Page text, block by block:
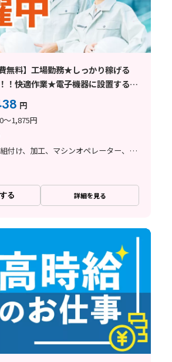
無料】工場勤務★しっかり稼げる
！快適作業★電子機器に設置する針
ってみよう！！
円
～1,875円
検査、組立・組付け、加工、マシンオペレーター、クリーンルーム
る 詳細を見る